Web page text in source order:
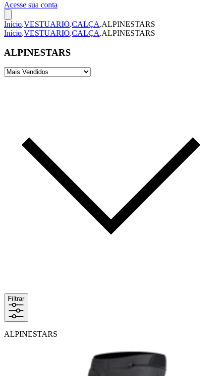
Acesse sua conta
Início.VESTUARIO.CALÇA.ALPINESTARS
Início.VESTUARIO.CALÇA.ALPINESTARS
ALPINESTARS
Filtrar
ALPINESTARS